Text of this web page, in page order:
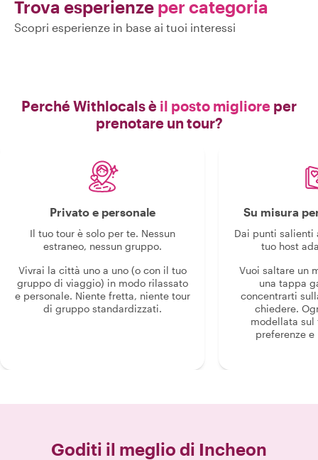
Trova esperienze per categoria
Scopri esperienze in base ai tuoi interessi
Perché Withlocals è il posto migliore per
prenotare un tour?
Privato e personale
Il tuo tour è solo per te. Nessun
estraneo, nessun gruppo.
Vivrai la città uno a uno (o con il tuo
gruppo di viaggio) in modo rilassato
e personale. Niente fretta, niente tour
di gruppo standardizzati.
Su misura
Dai punti salienti
tuo host
Vuoi saltare un
una tappa
concentrarti
chiedere.
modellata sul
preferenze
Goditi il meglio di Incheon